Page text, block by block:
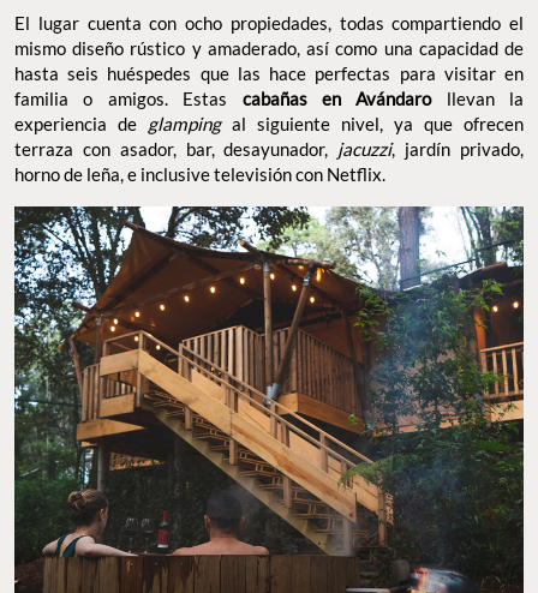
El lugar cuenta con ocho propiedades, todas compartiendo el
mismo diseño rústico y amaderado, así como una capacidad de
hasta seis huéspedes que las hace perfectas para visitar en
familia o amigos. Estas cabañas en Avándarollevan la
experiencia de glamping al siguiente nivel, ya que ofrecen
terraza con asador, bar, desayunador, jacuzzi, jardín privado,
horno de leña, e inclusive televisión con Netflix.